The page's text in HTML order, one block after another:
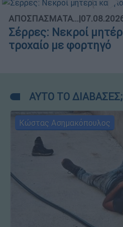
ΑΠΟΣΠΑΣΜΑΤΑ...|
Σέρρες: Νεκροί
τροχαίο με φορτηγό
ΑΥΤΟ ΤΟ ΔΙΑΒΑΣΕΣ;
Κώστας Ασημακόπουλος